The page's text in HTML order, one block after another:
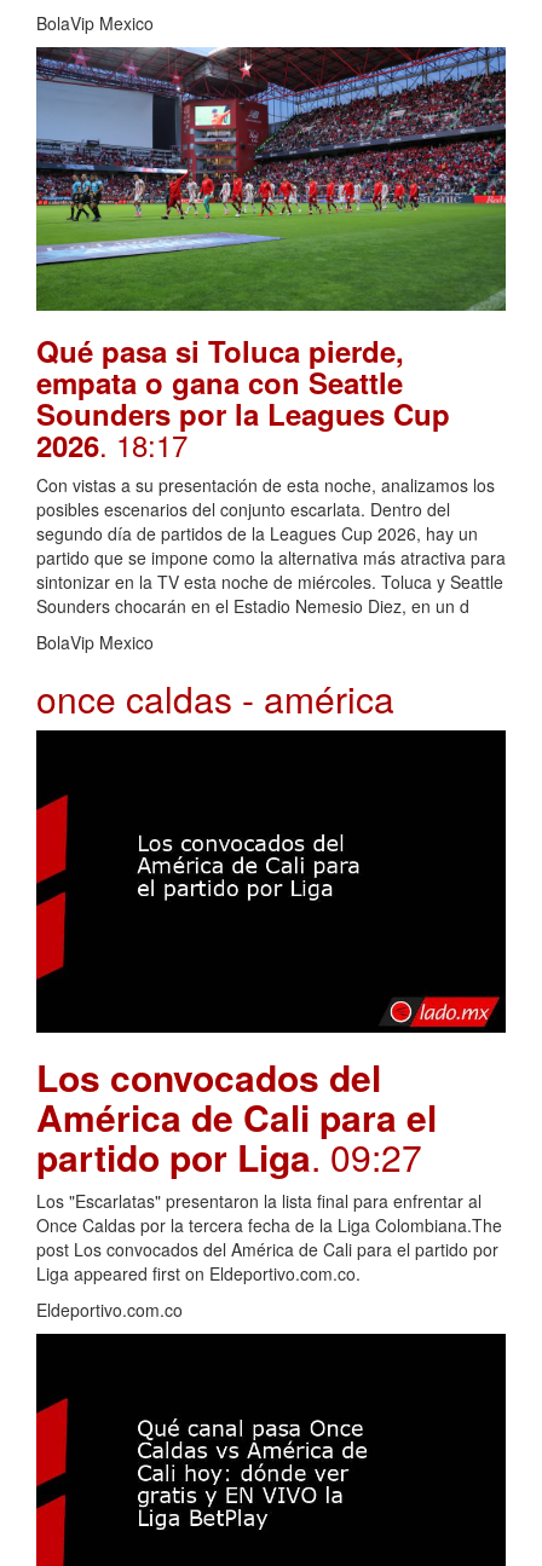
BolaVip Mexico
Qué pasa si Toluca pierde,
empata o gana con Seattle
Sounders por la Leagues Cup
2026. 18:17
Con vistas a su presentación de esta noche, analizamos los
posibles escenarios del conjunto escarlata. Dentro del
segundo día de partidos de la Leagues Cup 2026, hay un
partido que se impone como la alternativa más atractiva para
sintonizar en la TV esta noche de miércoles. Toluca y Seattle
Sounders chocarán en el Estadio Nemesio Diez, en un d
BolaVip Mexico
once caldas - américa
Los convocados del
América de Cali para el
partido por Liga. 09:27
Los "Escarlatas" presentaron la lista final para enfrentar al
Once Caldas por la tercera fecha de la Liga Colombiana.The
post Los convocados del América de Cali para el partido por
Liga appeared first on Eldeportivo.com.co.
Eldeportivo.com.co